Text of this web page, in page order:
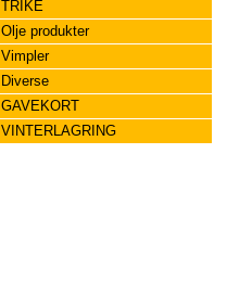
TRIKE
Olje produkter
Vimpler
Diverse
GAVEKORT
VINTERLAGRING